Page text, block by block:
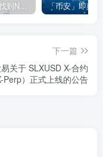
「币安」如何找到NFT合约地址？
下一篇
关于 SLXUSD X-合约
Perp）正式上线的公告